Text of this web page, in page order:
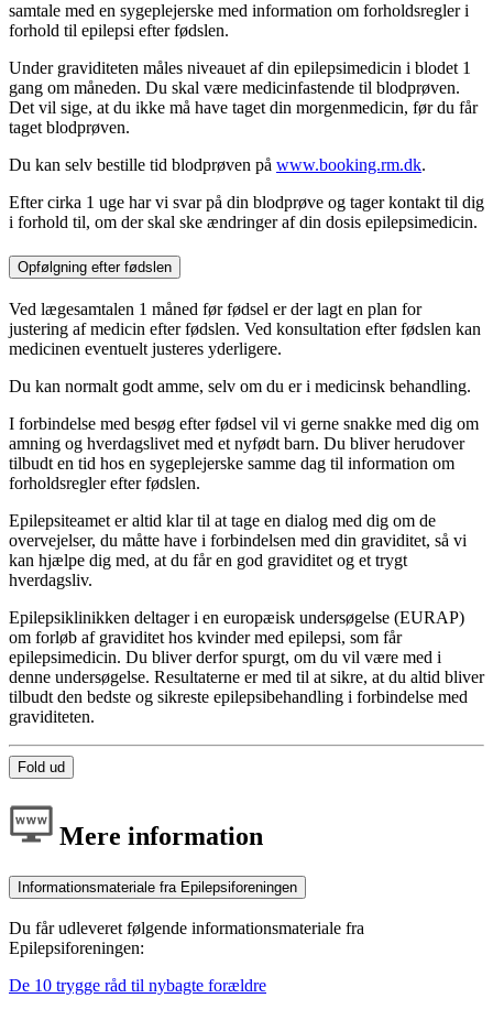
samtale med en sygeplejerske med information om forholdsregler i
forhold til epilepsi efter fødslen.
Under graviditeten måles niveauet af din epilepsimedicin i blodet 1
gang om måneden. Du skal være medicinfastende til blodprøven.
Det vil sige, at du ikke må have taget din morgenmedicin, før du får
taget blodprøven.
Du kan selv bestille tid blodprøven på www.booking.rm.dk.
Efter cirka 1 uge har vi svar på din blodprøve og tager kontakt til dig
i forhold til, om der skal ske ændringer af din dosis epilepsimedicin.
Opfølgning efter fødslen
Ved lægesamtalen 1 måned før fødsel er der lagt en plan for
justering af medicin efter fødslen. Ved konsultation efter fødslen kan
medicinen eventuelt justeres yderligere.
Du kan normalt godt amme, selv om du er i medicinsk behandling.
I forbindelse med besøg efter fødsel vil vi gerne snakke med dig om
amning og hverdagslivet med et nyfødt barn. Du bliver herudover
tilbudt en tid hos en sygeplejerske samme dag til information om
forholdsregler efter fødslen.
Epilepsiteamet er altid klar til at tage en dialog med dig om de
overvejelser, du måtte have i forbindelsen med din graviditet, så vi
kan hjælpe dig med, at du får en god graviditet og et trygt
hverdagsliv.
Epilepsiklinikken deltager i en europæisk undersøgelse (EURAP)
om forløb af graviditet hos kvinder med epilepsi, som får
epilepsimedicin. Du bliver derfor spurgt, om du vil være med i
denne undersøgelse. Resultaterne er med til at sikre, at du altid bliver
tilbudt den bedste og sikreste epilepsibehandling i forbindelse med
graviditeten.
Fold ud
Mere information
Informationsmateriale fra Epilepsiforeningen
Du får udleveret følgende informationsmateriale fra
Epilepsiforeningen:
De 10 trygge råd til nybagte forældre